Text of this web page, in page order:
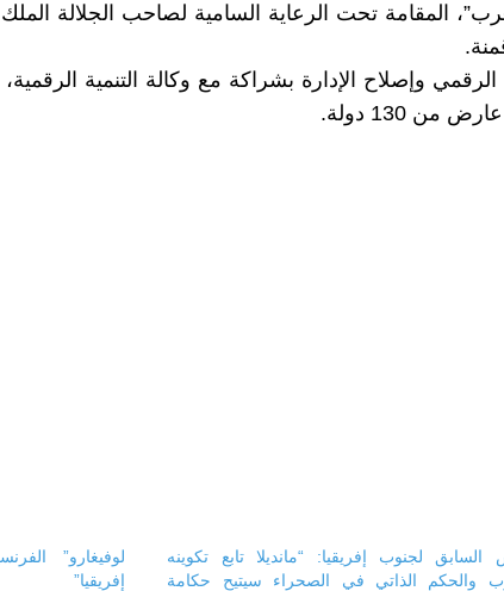
المقامة تحت الرعاية السامية لصاحب الجلالة الملك
وإصلاح الإدارة بشراكة مع وكالة التنمية
السابق لجنوب إفريقيا: “مانديلا تابع تكوينه
والحكم الذاتي في الصحراء سيتيح حكامة
لوفيغارو”
إفريقيا”